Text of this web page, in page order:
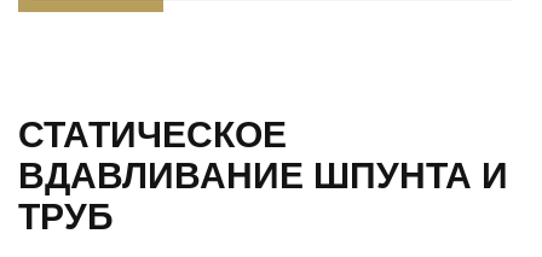
СТАТИЧЕСКОЕ
ВДАВЛИВАНИЕ ШПУНТА И
ТРУБ